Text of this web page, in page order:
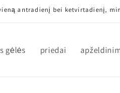
antradienį bei ketvirtadienį,
gėlės priedai